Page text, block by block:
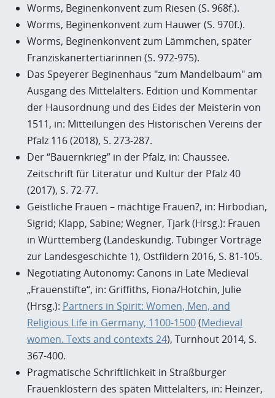
Worms, Beginenkonvent zum Riesen (S. 968f.).
Worms, Beginenkonvent zum Hauwer (S. 970f.).
Worms, Beginenkonvent zum Lämmchen, später
Franziskanertertiarinnen (S. 972-975).
Das Speyerer Beginenhaus "zum Mandelbaum" am
Ausgang des Mittelalters. Edition und Kommentar
der Hausordnung und des Eides der Meisterin von
1511, in: Mitteilungen des Historischen Vereins der
Pfalz 116 (2018), S. 273-287.
Der “Bauernkrieg” in der Pfalz, in: Chaussee.
Zeitschrift für Literatur und Kultur der Pfalz 40
(2017), S. 72-77.
Geistliche Frauen – mächtige Frauen?, in: Hirbodian,
Sigrid; Klapp, Sabine; Wegner, Tjark (Hrsg.): Frauen
in Württemberg (Landeskundig. Tübinger Vorträge
zur Landesgeschichte 1), Ostfildern 2016, S. 81-105.
Negotiating Autonomy: Canons in Late Medieval
„Frauenstifte“, in: Griffiths, Fiona/Hotchin, Julie
(Hrsg.): Partners in Spirit: Women, Men, and
Religious Life in Germany, 1100-1500(Medieval
women. Texts and contexts 24), Turnhout 2014, S.
367-400.
Pragmatische Schriftlichkeit in Straßburger
Frauenklöstern des späten Mittelalters, in: Heinzer,